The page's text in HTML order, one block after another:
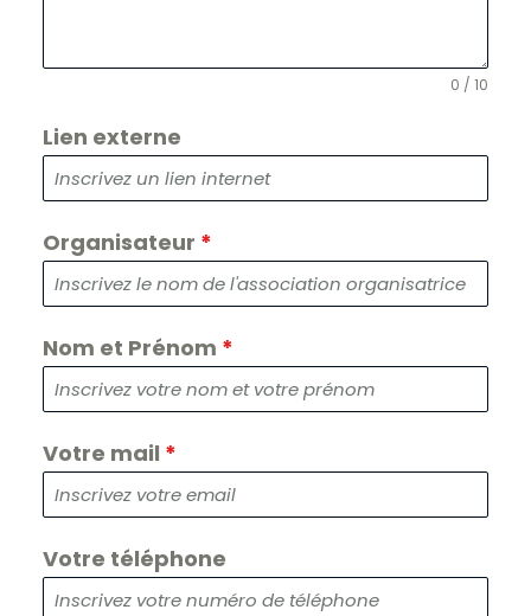
D
i
m
u
l
e
t
e
e
0 / 10
Lien externe
Organisateur *
Nom et Prénom *
Votre mail *
Votre téléphone